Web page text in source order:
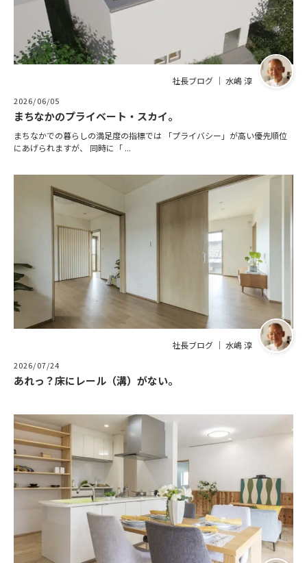
社長ブログ ｜ 水嶋 淳
2026/06/05
まちなかのプライベート・スカイ。
まちなかでの暮らしの満足度の指標では 「プライバシー」が高い優先順位
にあげられますが、 同時に「 ...
社長ブログ ｜ 水嶋 淳
2026/07/24
あれっ？床にレール（溝）がない。